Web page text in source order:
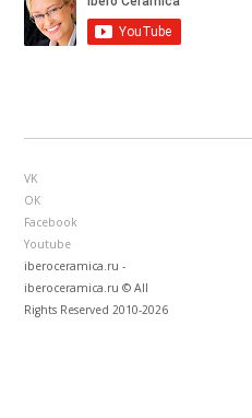
VK
ОК
Facebook
Youtube
iberoceramica.ru -
iberoceramica.ru © All
Rights Reserved 2010-2026